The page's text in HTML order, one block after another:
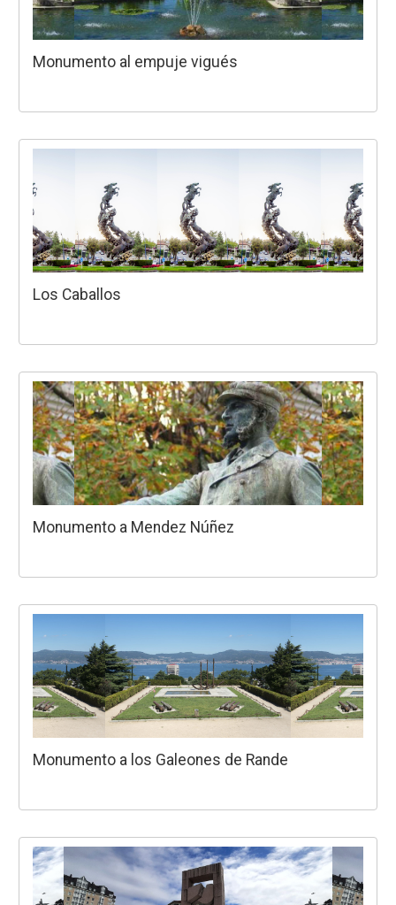
Monumento al empuje vigués
Los Caballos
Monumento a Mendez Núñez
Monumento a los Galeones de Rande